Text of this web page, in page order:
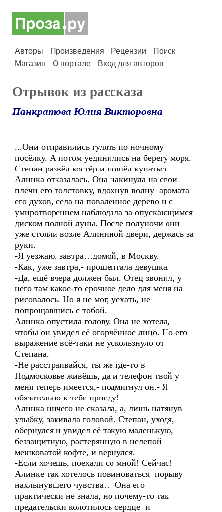
Авторы Произведения Рецензии
Поиск
Магазин
О портале Вход для авторов
Отрывок из рассказа
Панкратова Юлия Викторовна
...Они отправились гулять по ночному
посёлку. А потом уединились на берегу моря.
Степан развёл костёр и пошёл купаться.
Алинка отказалась. Она накинула на свои
плечи его толстовку, вдохнув волну аромата
его духов, села на поваленное дерево и с
умиротворением наблюдала за опускающимся
диском полной луны. После полуночи они
уже стояли возле Алининой двери, держась за
руки.
-Я уезжаю, завтра…домой, в Москву.
-Как, уже завтра,- прошептала девушка.
-Да, ещё вчера должен был. Отец звонил, у
него там какое-то срочное дело для меня на
рисовалось. Но я не мог, уехать, не
попрощавшись с тобой.
Алинка опустила голову. Она не хотела,
чтобы он увидел её огорчённое лицо. Но его
выражение всё-таки не ускользнуло от
Степана.
-Не расстраивайся, ты же где-то в
Подмосковье живёшь, да и телефон твой у
меня теперь имеется,- подмигнул он.- Я
обязательно к тебе приеду!
Алинка ничего не сказала, а, лишь натянув
улыбку, закивала головой. Степан, уходя,
обернулся и увидел её такую маленькую,
беззащитную, растерянную в нелепой
мешковатой кофте, и вернулся.
-Если хочешь, поехали со мной! Сейчас!
Алинке так хотелось повиноваться порыву
нахлынувшего чувства… Она его
практически не знала, но почему-то так
предательски колотилось сердце и